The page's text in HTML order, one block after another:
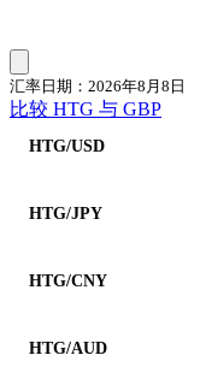
汇率日期：2026年8月8日
比较 HTG 与 GBP
HTG/USD
HTG/JPY
HTG/CNY
HTG/AUD